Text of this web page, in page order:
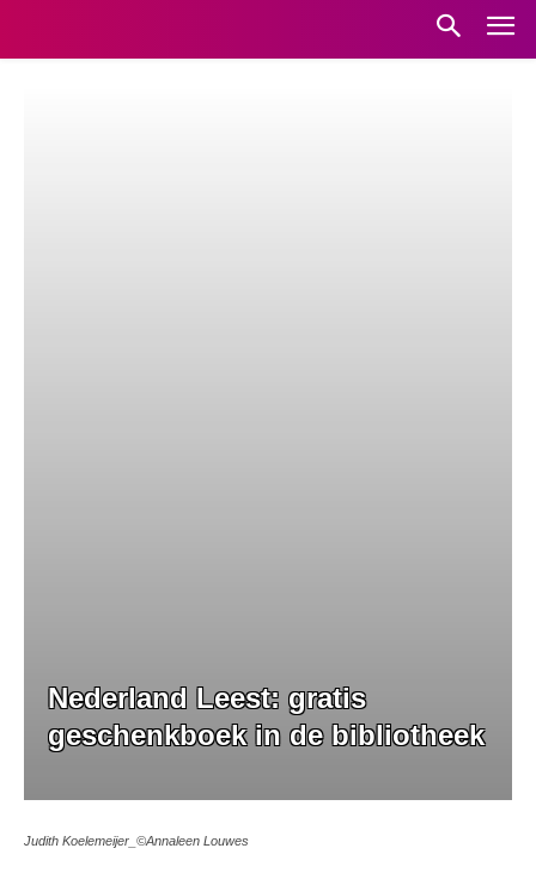
Nederland Leest: gratis
geschenkboek in de bibliotheek
Judith Koelemeijer_©Annaleen Louwes